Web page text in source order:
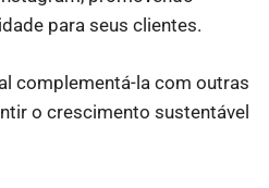
para seus clientes.
complementá-la com outras
o crescimento sustentável